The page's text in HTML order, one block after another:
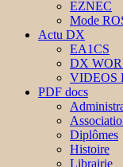
EZNEC
Mode
Actu DX
EA1CS
DX
VIDEOS
PDF docs
Diplômes
Histoire
Librairie